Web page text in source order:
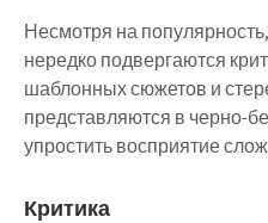
Несмотря на
нередко подвергаются
шаблонных сюжетов и
представляются в черно-
упростить восприятие
Критика